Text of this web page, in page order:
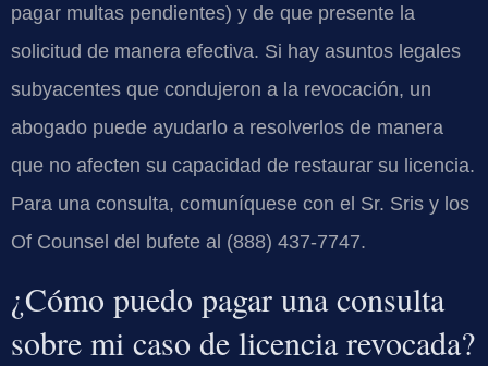
pagar multas pendientes) y de que presente la
solicitud de manera efectiva. Si hay asuntos legales
subyacentes que condujeron a la revocación, un
abogado puede ayudarlo a resolverlos de manera
que no afecten su capacidad de restaurar su licencia.
Para una consulta, comuníquese con el Sr. Sris y los
Of Counsel del bufete al (888) 437-7747.
¿Cómo puedo pagar una consulta
sobre mi caso de licencia revocada?